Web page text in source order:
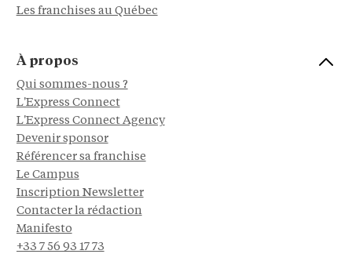
Les franchises au Québec
À propos
Qui sommes-nous ?
L'Express Connect
L'Express Connect Agency
Devenir sponsor
Référencer sa franchise
Le Campus
Inscription Newsletter
Contacter la rédaction
Manifesto
+33 7 56 93 17 73